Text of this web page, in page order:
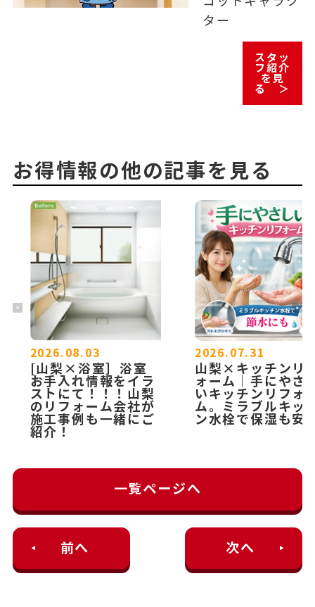
ター
スタッ
フ紹介
を見
る ＞
お得情報の他の記事を見る
2026.08.03
[山梨×浴室］浴室
お手入れ情報をイラ
ストにて！！！山梨
のリフォーム会社が
施工事例も一緒にご
紹介！
2026.07.31
山梨×キッチンリ
ォーム｜手にやさ
いキッチンリフォ
ム。ミラブルキッ
ン水栓で保湿も安
前へ
一覧ページへ
次へ